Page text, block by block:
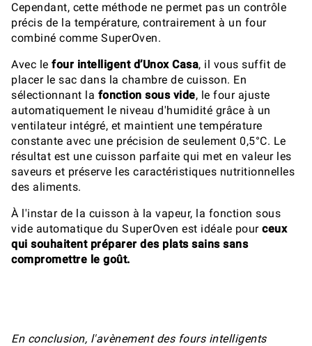
Cependant, cette méthode ne permet pas un contrôle
précis de la température, contrairement à un four
combiné comme SuperOven.
Avec le four intelligent d’Unox Casa, il vous suffit de
placer le sac dans la chambre de cuisson. En
sélectionnant la fonction sous vide, le four ajuste
automatiquement le niveau d'humidité grâce à un
ventilateur intégré, et maintient une température
constante avec une précision de seulement 0,5°C. Le
résultat est une cuisson parfaite qui met en valeur les
saveurs et préserve les caractéristiques nutritionnelles
des aliments.
À l'instar de la cuisson à la vapeur, la fonction sous
vide automatique du SuperOven est idéale pour ceux
qui souhaitent préparer des plats sains sans
compromettre le goût.
En conclusion, l'avènement des fours intelligents